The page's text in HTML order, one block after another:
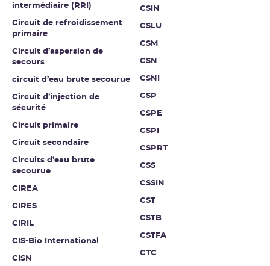
intermédiaire (RRI)
Circuit de refroidissement
primaire
Circuit d’aspersion de
secours
circuit d’eau brute secourue
Circuit d’injection de
sécurité
Circuit primaire
Circuit secondaire
Circuits d’eau brute
secourue
CIREA
CIRES
CIRIL
CIS-Bio International
CISN
CSIN
CSLU
CSM
CSN
CSNI
CSP
CSPE
CSPI
CSPRT
CSS
CSSIN
CST
CSTB
CSTFA
CTC